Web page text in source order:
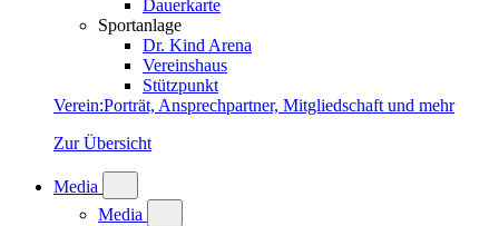
Dauerkarte
Sportanlage
Dr. Kind Arena
Vereinshaus
Stützpunkt
Verein:Porträt, Ansprechpartner, Mitgliedschaft und mehr
Zur Übersicht
Media
Media